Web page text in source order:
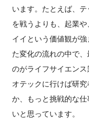
います。たとえば、
を戦うよりも、起業
イイという価値観が
た変化の流れの中で
のがライフサイエン
オテックに行けば研
か、もっと挑戦的な
いと思っています。